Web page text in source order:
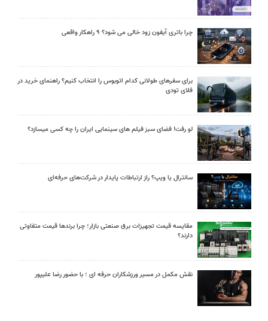
چرا باتری آیفون زود خالی می شود؟ ۹ راهکار واقعی
برای سفرهای طولانی کدام اتوبوس را انتخاب کنیم؟ راهنمای خرید در
فلای تودی
لو رفت! فضای سبز فیلم های سینمایی ایران را چه کسی میسازد؟
سانترال یا ویپ؟ راز ارتباطات پایدار در شرکت‌های حرفه‌ای
مقایسه قیمت تجهیزات برق صنعتی بازار؛ چرا برندها قیمت متفاوتی
دارند؟
نقش مکمل در مسیر ورزشکاران حرفه ای ؛ با حضور رضا علیپور